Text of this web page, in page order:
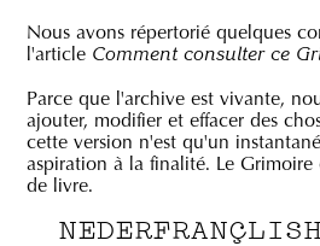
Nous avons répertorié quelques
l'article Comment consulter ce
Parce que l'archive est vivante,
ajouter, modifier et effacer des
cette version n'est qu'un
aspiration à la finalité. Le Grimoire
de livre.
NEDERFRANÇLISH